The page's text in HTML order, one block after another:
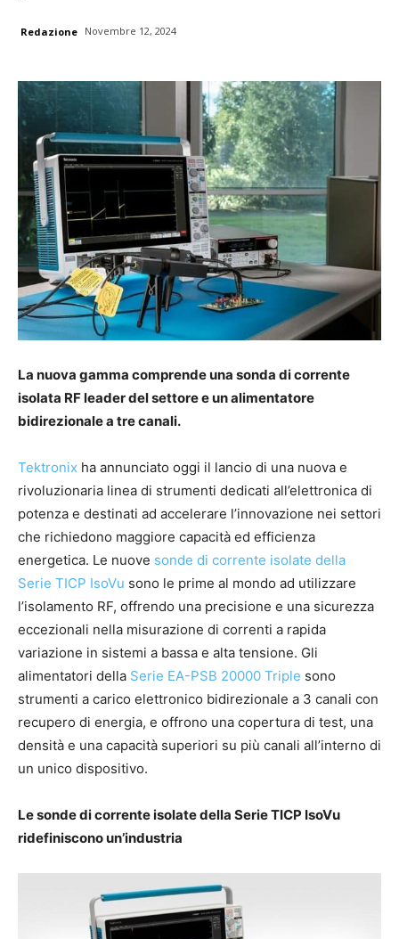
Redazione Novembre 12, 2024
La nuova gamma comprende una sonda di corrente
isolata RF leader del settore e un alimentatore
bidirezionale a tre canali.
Tektronix ha annunciato oggi il lancio di una nuova e
rivoluzionaria linea di strumenti dedicati all’elettronica di
potenza e destinati ad accelerare l’innovazione nei settori
che richiedono maggiore capacità ed efficienza
energetica. Le nuove sonde di corrente isolate della
Serie TICP IsoVu sono le prime al mondo ad utilizzare
l’isolamento RF, offrendo una precisione e una sicurezza
eccezionali nella misurazione di correnti a rapida
variazione in sistemi a bassa e alta tensione. Gli
alimentatori della Serie EA-PSB 20000 Triple sono
strumenti a carico elettronico bidirezionale a 3 canali con
recupero di energia, e offrono una copertura di test, una
densità e una capacità superiori su più canali all’interno di
un unico dispositivo.
Le sonde di corrente isolate della Serie TICP IsoVu
ridefiniscono un’industria